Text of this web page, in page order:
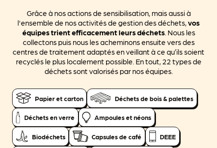
Grâce à nos actions de sensibilisation, mais aussi à
l'ensemble de nos activités de gestion des déchets,vos
équipes trient efficacement leurs déchets. Nous les
collectons puis nous les acheminons ensuite vers des
centres de traitement adaptés en veillant à ce qu’ils soient
recyclés le plus localement possible. En tout, 22 types de
déchets sont valorisés par nos équipes.
Papier et carton Déchets de bois & palettes
Déchets en verre Ampoules et néons
Biodéchets Capsules de café DEEE